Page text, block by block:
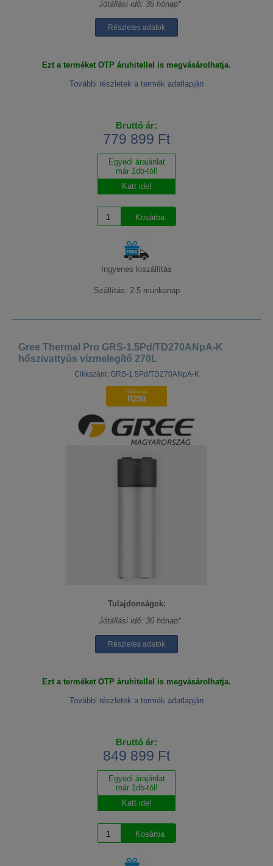
Jótállási idő: 36 hónap*
Részletes adatok
Ezt a terméket OTP áruhitellel is megvásárolhatja.
További részletek a termék adatlapján
Bruttó ár:
779 899 Ft
Egyedi árajánlat
már 1db-tól!
Katt ide!
Ingyenes kiszállítás
Szállítás: 2-5 munkanap
Gree Thermal Pro GRS-1.5Pd/TD270ANpA-K
hőszivattyús vízmelegítő 270L
Cikkszám: GRS-1.5Pd/TD270ANpA-K
Hűtőközeg
R290
Tulajdonságok:
Jótállási idő: 36 hónap*
Részletes adatok
Ezt a terméket OTP áruhitellel is megvásárolhatja.
További részletek a termék adatlapján
Bruttó ár:
849 899 Ft
Egyedi árajánlat
már 1db-tól!
Katt ide!